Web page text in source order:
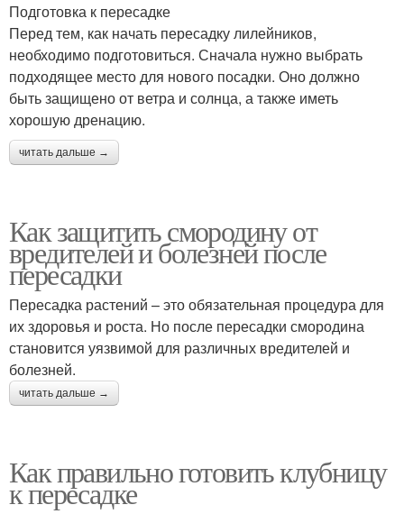
Подготовка к пересадке
Перед тем, как начать пересадку лилейников,
необходимо подготовиться. Сначала нужно выбрать
подходящее место для нового посадки. Оно должно
быть защищено от ветра и солнца, а также иметь
хорошую дренацию.
читать дальше →
Как защитить смородину от
вредителей и болезней после
пересадки
Пересадка растений – это обязательная процедура для
их здоровья и роста. Но после пересадки смородина
становится уязвимой для различных вредителей и
болезней.
читать дальше →
Как правильно готовить клубницу
к пересадке